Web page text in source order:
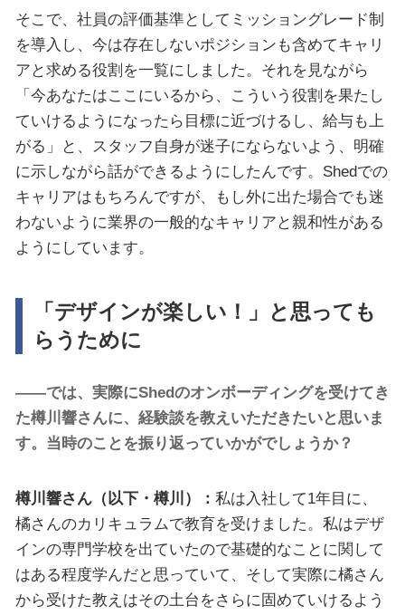
そこで、社員の評価基準としてミッショングレード制
を導入し、今は存在しないポジションも含めてキャリ
アと求める役割を一覧にしました。それを見ながら
「今あなたはここにいるから、こういう役割を果たし
ていけるようになったら目標に近づけるし、給与も上
がる」と、スタッフ自身が迷子にならないよう、明確
に示しながら話ができるようにしたんです。Shedでの
キャリアはもちろんですが、もし外に出た場合でも迷
わないように業界の一般的なキャリアと親和性がある
ようにしています。
「デザインが楽しい！」と思っても
らうために
――では、実際にShedのオンボーディングを受けてき
た樽川響さんに、経験談を教えいただきたいと思いま
す。当時のことを振り返っていかがでしょうか？
樽川響さん（以下・樽川）： 私は入社して1年目に、
橘さんのカリキュラムで教育を受けました。私はデザ
インの専門学校を出ていたので基礎的なことに関して
はある程度学んだと思っていて、そして実際に橘さん
から受けた教えはその土台をさらに固めていけるよう